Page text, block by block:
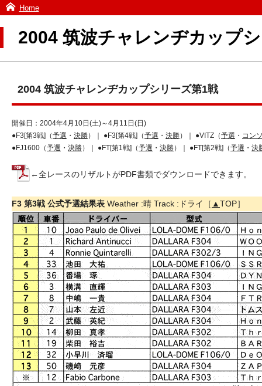
Home
2004 筑波チャレンヂカップ
2004 筑波チャレンヂカップシリーズ第1戦
開催日：2004年4月10日(土)～4月11日(日)
●F3[第3戦]（予選 ・ 決勝）｜ ●F3[第4戦]（予選 ・ 決勝）｜ ●VITZ（予選 ・ コン
●FJ1600（予選 ・ 決勝）｜ ●FT[第1戦]（予選 ・ 決勝）｜ ●FT[第2戦]（予選 ・ 決
←全レースのリザルトがPDF書類でダウンロードできます。
F3 第3戦 公式予選結果表 Weather :晴 Track :ドライ［ ▲TOP］